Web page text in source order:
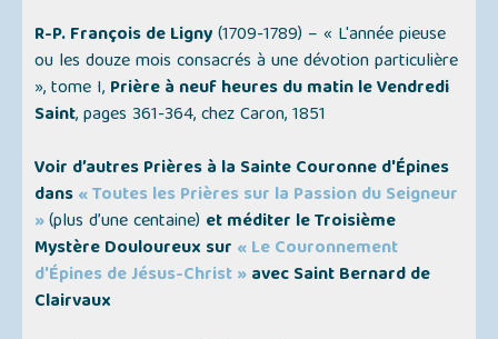
R-P. François de Ligny(1709-1789) –« L'année pieuse
ou les douze mois consacrés à une dévotion particulière
», tome I, Prière à neuf heures du matin le Vendredi
Saint, pages 361-364, chez Caron, 1851
Voir d’autres Prières à la Sainte Couronne d'Épines
dans« Toutes les Prières sur la Passion du Seigneur
»(plus d’une centaine) et méditer le Troisième
Mystère Douloureux sur « Le Couronnement
d'Épines de Jésus-Christ »avec Saint Bernard de
Clairvaux